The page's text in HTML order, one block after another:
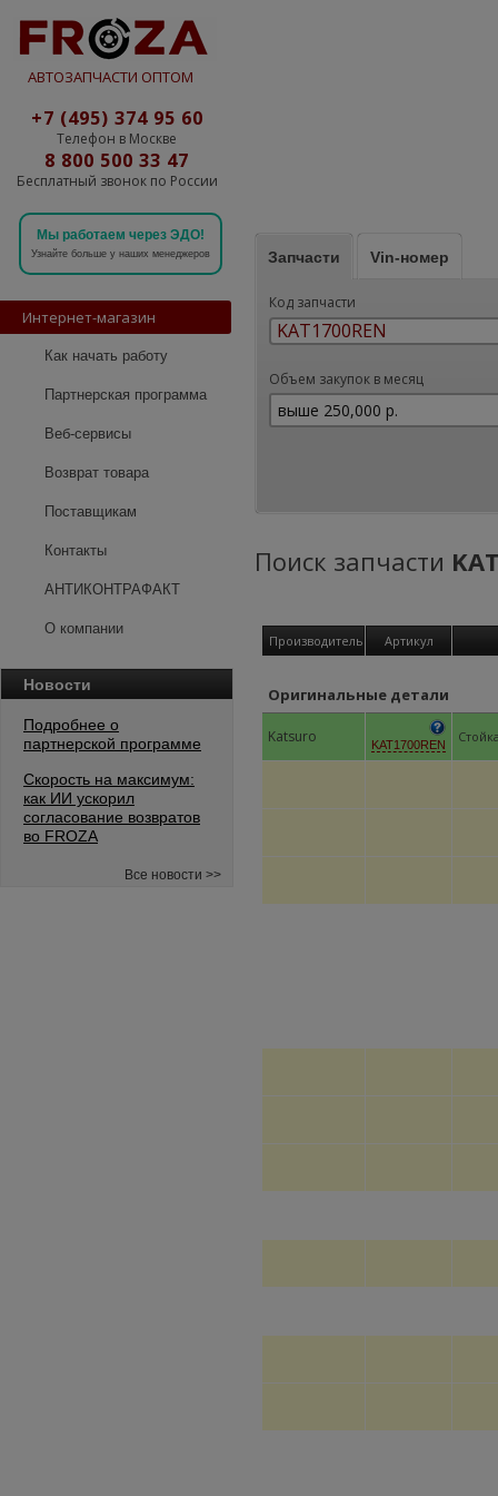
АВТОЗАПЧАСТИ ОПТОМ
+7 (495) 374 95 60
Телефон в Москве
8 800 500 33 47
Бесплатный звонок по России
Мы работаем через ЭДО!
Узнайте больше у наших менеджеров
Интернет-магазин
Как начать работу
Партнерская программа
Веб-сервисы
Возврат товара
Поставщикам
Контакты
АНТИКОНТРАФАКТ
О компании
Новости
Подробнее о
партнерской программе
Скорость на максимум:
как ИИ ускорил
согласование возвратов
во FROZA
Все новости >>
Запчасти Vin-номер
Код запчасти
Объем закупок в месяц
Поиск запчасти
Производитель Артикул
Оригинальные детали
Katsuro KAT1700REN